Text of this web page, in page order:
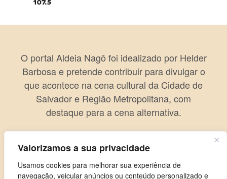
Valorizamos a sua privacidade
Usamos cookies para melhorar sua experiência de
navegação, veicular anúncios ou conteúdo personalizado e
O portal Aldeia Nagô foi idealizado por Helder
Barbosa e pretende contribuir para divulgar o
que acontece na cena cultural da Cidade de
Salvador e Região Metropolitana, com
destaque para a cena alternativa.